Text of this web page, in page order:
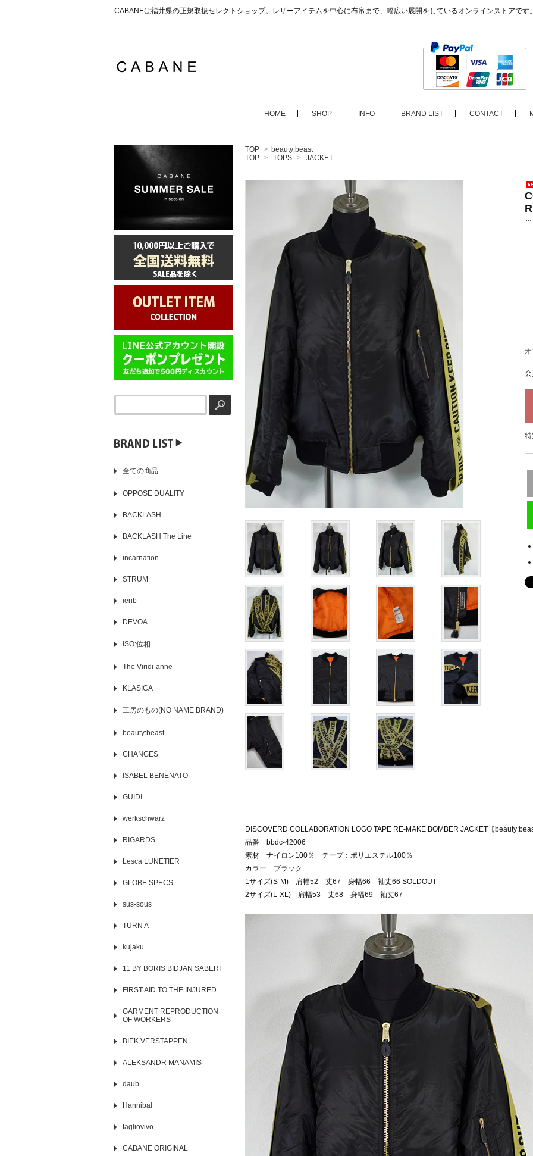
CABANEは福井県の正規取扱セレクトショップ。レザーアイテムを中心に布帛まで、幅広い展開をしているオンラインストアです
HOME SHOP INFO BRAND LIST CONTACT
TOP > beauty:beast
TOP > TOPS > JACKET
DISCOVERD COLLABORATION LOGO TAPE RE-MAKE BOMBER JACKET【
品番 bbdc-42006
素材 ナイロン100％ テープ：ポリエステル100％
カラー ブラック
1サイズ(S-M) 肩幅52 丈67 身幅66 袖丈66 SOLDOUT
2サイズ(L-XL) 肩幅53 丈68 身幅69 袖丈67
▶️
全ての商品
OPPOSE DUALITY
BACKLASH
BACKLASH The Line
incarnation
STRUM
ierib
DEVOA
ISO:位相
The Viridi-anne
KLASICA
工房のもの(NO NAME BRAND)
beauty:beast
CHANGES
ISABEL BENENATO
GUIDI
werkschwarz
RIGARDS
Lesca LUNETIER
GLOBE SPECS
sus-sous
TURN A
kujaku
11 BY BORIS BIDJAN SABERI
FIRST AID TO THE INJURED
GARMENT REPRODUCTION
OF WORKERS
BIEK VERSTAPPEN
ALEKSANDR MANAMIS
daub
Hannibal
tagliovivo
CABANE ORIGINAL